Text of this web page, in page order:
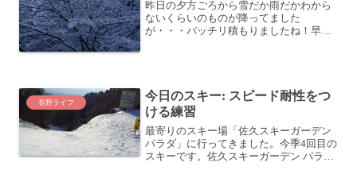
昨日の夕方ごろから雪だか雨だかわから
ないくらいのものが降ってました
が・・・バッチリ積もりましたね！早朝
長野ライフ
今日のスキー: スピード耐性をつ
ける練習
最寄りのスキー場「佐久スキーガーデン
パラダ」に行ってきました。今季4回目の
スキーです。佐久スキーガーデン パラダ